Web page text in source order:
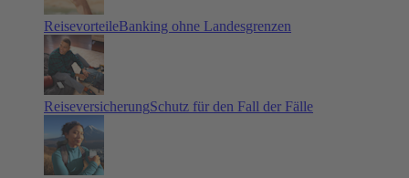
ReisevorteileBanking ohne Landesgrenzen
ReiseversicherungSchutz für den Fall der Fälle